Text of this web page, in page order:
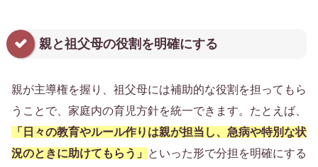
親と祖父母の役割を明確にする
親が主導権を握り、祖父母には補助的な役割を担ってもら
うことで、家庭内の育児方針を統一できます。たとえば、
「日々の教育やルール作りは親が担当し、急病や特別な状
況のときに助けてもらう」
といった形で分担を明確にする